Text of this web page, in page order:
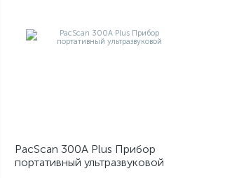
PacScan 300А Plus Прибор
портативный ультразвуковой